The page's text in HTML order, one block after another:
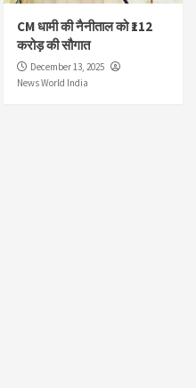
CM धामी की नैनीताल को ₹112
करोड़ की सौगात
December 13, 2025
News World India